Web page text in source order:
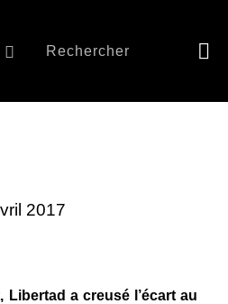
Rechercher
2017
a creusé l’écart au